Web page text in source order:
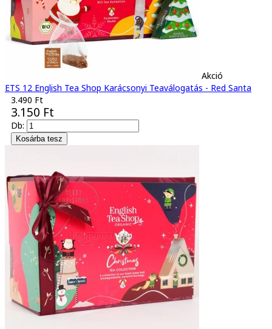
Akció
ETS 12 English Tea Shop Karácsonyi Teaválogatás - Red Santa
3.490 Ft
3.150 Ft
Db: